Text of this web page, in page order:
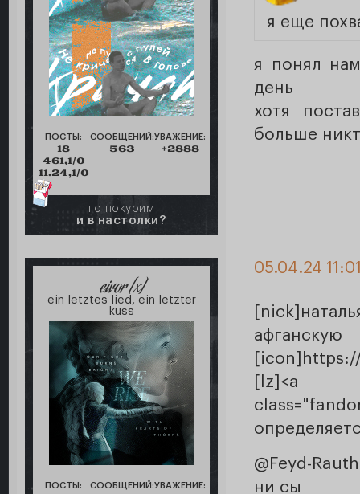
ПОСТЫ:
18
461,1/0
11.24,1/0
СООБЩЕНИЙ:
563
УВАЖЕНИЕ:
+2888
го покурим
и в настолки?
я еще
я понял
день
хотя
больше
eivor [x]
ein letztes lied, ein letzter
kuss
ПОСТЫ: СООБЩЕНИЙ:УВАЖЕНИЕ:
05.04.24
[lz]<a
@Feyd-
ни сы